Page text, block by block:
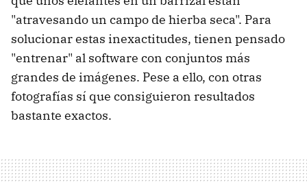
"atravesando un campo de hierba seca". Para
solucionar estas inexactitudes, tienen pensado
"entrenar" al software con conjuntos más
grandes de imágenes. Pese a ello, con otras
fotografías sí que consiguieron resultados
bastante exactos.